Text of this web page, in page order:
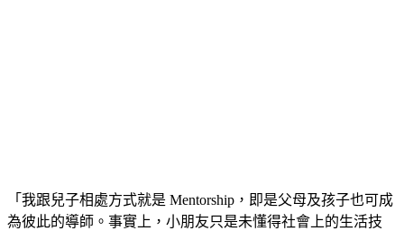
「我跟兒子相處方式就是 Mentorship，即是父母及孩子也可成
為彼此的導師。事實上，小朋友只是未懂得社會上的生活技